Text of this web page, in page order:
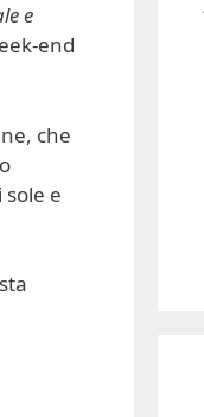
e
end
che
e